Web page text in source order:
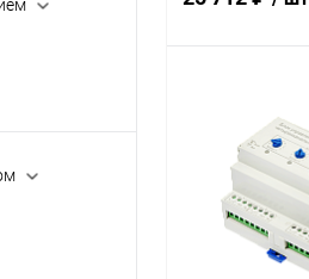
В избранное
К сравнению